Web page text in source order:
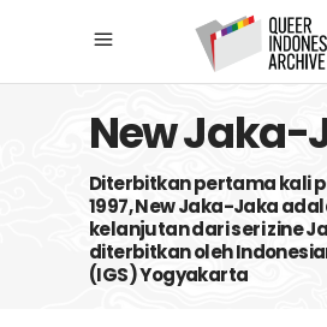
New Jaka-
Diterbitkan pertama kali
1997, New Jaka-Jaka
kelanjutan dari seri zine
diterbitkan oleh
(IGS) Yogyakarta